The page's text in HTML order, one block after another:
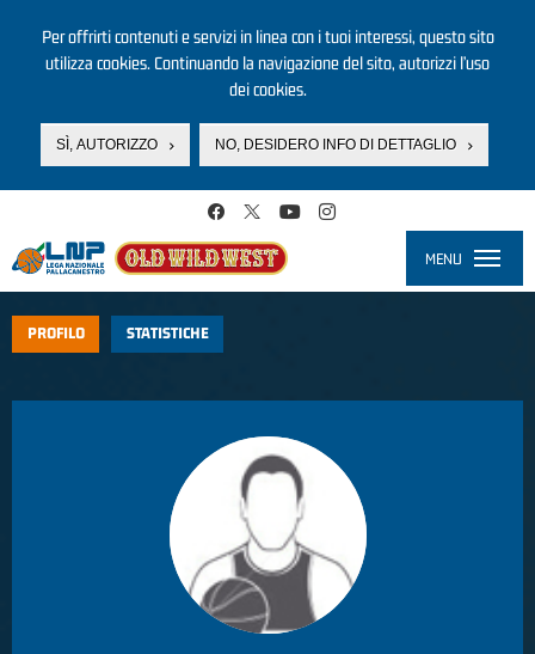
Per offrirti contenuti e servizi in linea con i tuoi interessi, questo sito
utilizza cookies. Continuando la navigazione del sito, autorizzi l’uso
dei cookies.
SÌ, AUTORIZZO NO, DESIDERO INFO DI DETTAGLIO
MENU
PROFILO STATISTICHE